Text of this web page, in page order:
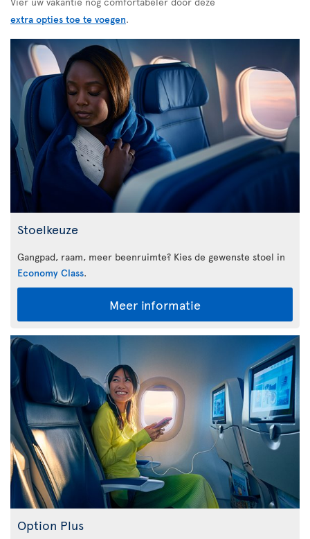
extra opties toe te voegen.
Stoelkeuze
Gangpad, raam, meer beenruimte? Kies de gewenste stoel in
Economy Class.
Meer informatie
Option Plus